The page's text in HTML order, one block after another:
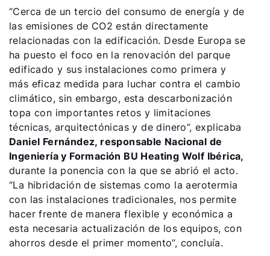
“Cerca de un tercio del consumo de energía y de
las emisiones de CO2 están directamente
relacionadas con la edificación. Desde Europa se
ha puesto el foco en la renovación del parque
edificado y sus instalaciones como primera y
más eficaz medida para luchar contra el cambio
climático, sin embargo, esta descarbonización
topa con importantes retos y limitaciones
técnicas, arquitectónicas y de dinero”, explicaba
Daniel Fernández, responsable Nacional de
Ingeniería y Formación BU Heating Wolf Ibérica,
durante la ponencia con la que se abrió el acto.
“La hibridación de sistemas como la aerotermia
con las instalaciones tradicionales, nos permite
hacer frente de manera flexible y económica a
esta necesaria actualización de los equipos, con
ahorros desde el primer momento”, concluía.
Línea de atención al cliente
Encontrar a tu experto
Links importantes
Carrera profesional
Sustentabilidad